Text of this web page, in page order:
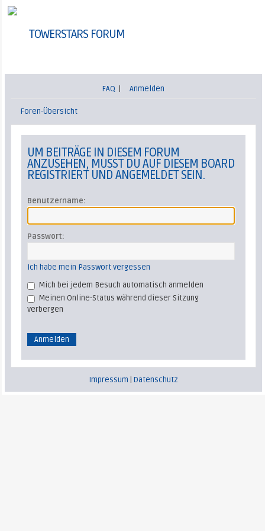
TOWERSTARS FORUM
FAQ Anmelden
Foren-Übersicht
UM BEITRÄGE IN DIESEM FORUM
ANZUSEHEN, MUSST DU AUF DIESEM BOARD
REGISTRIERT UND ANGEMELDET SEIN.
Benutzername:
Passwort:
Ich habe mein Passwort vergessen
Mich bei jedem Besuch automatisch anmelden
Meinen Online-Status während dieser Sitzung
verbergen
Impressum |Datenschutz